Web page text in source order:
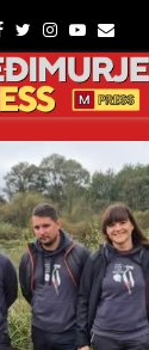
Facebook
TwitterInstagram
Youtube
Email